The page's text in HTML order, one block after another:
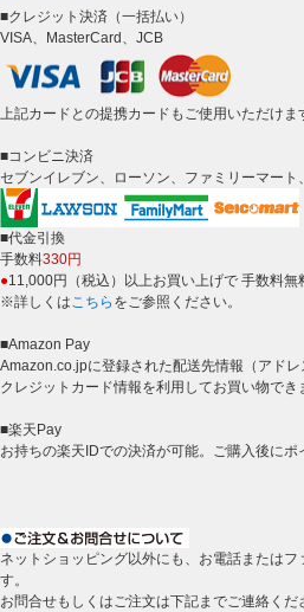
■クレジット決済（一括払い）
VISA、MasterCard、JCB
上記カードとの提携カードもご使用いただけま
■コンビニ決済
セブンイレブン、ローソン、ファミリーマート
■代金引換
手数料330円
●11,000円（税込）以上お買い上げで 手数料無
※詳しくはこちら をご参照ください。
■Amazon Pay
Amazon.co.jpに登録された配送先情報（アドレ
クレジットカード情報を利用してお買い物でき
■楽天Pay
お持ちの楽天IDでの決済が可能。ご購入後にポ
ネットショッピング以外にも、お電話または
す。
お問合せもしくはご注文は下記までご連絡くだ